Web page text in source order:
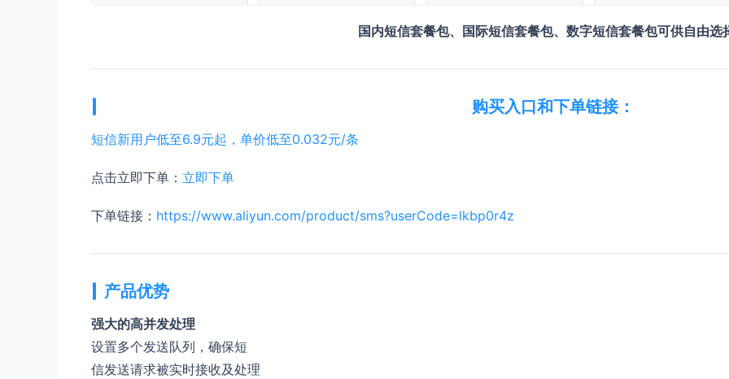
国内短信套餐包、国际短信套餐包、数字短信套餐包可供自由选
购买入口和下单链接：
短信新用户低至6.9元起，单价低至0.032元/条
点击立即下单： 立即下单
下单链接： https://www.aliyun.com/product/sms?userCode=lkbp0r4z
产品优势
强大的高并发处理
设置多个发送队列，确保短
信发送请求被实时接收及处理